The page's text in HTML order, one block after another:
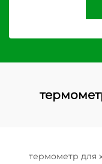
термометр для